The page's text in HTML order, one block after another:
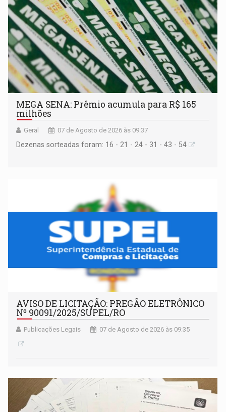
MEGA SENA: Prêmio acumula para R$ 165
milhões
Geral 07 de Agosto de 2026 às 09:37
Dezenas sorteadas foram: 16 - 21 - 24 - 31 - 43 - 54
AVISO DE LICITAÇÃO: PREGÃO ELETRÔNICO
Nº 90091/2025/SUPEL/RO
Publicações Legais 07 de Agosto de 2026 às 09:35